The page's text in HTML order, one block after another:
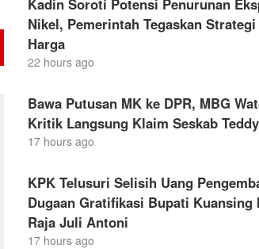
Kadin Soroti Potensi Penurunan
Nikel, Pemerintah Tegaskan Strategi
Harga
22 hours ago
Bawa Putusan MK ke DPR, MBG
Kritik Langsung Klaim Seskab Teddy
17 hours ago
KPK Telusuri Selisih Uang
Dugaan Gratifikasi Bupati Kuansing
Raja Juli Antoni
17 hours ago